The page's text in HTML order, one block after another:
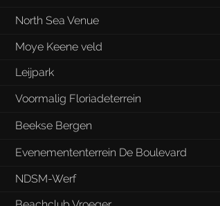
North Sea Venue
Moye Keene veld
Leijpark
Voormalig Floriadeterrein
Beekse Bergen
Evenemententerrein De Boulevard
NDSM-Werf